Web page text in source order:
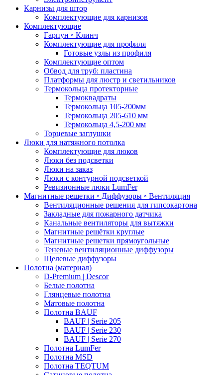
Карнизы для штор
Комплектующие для карнизов
Комплектующие
Гарпун ◦ Клинч
Комплектующие для профиля
Готовые узлы из профиля
Комплектующие оптом
Обвод для труб: пластина
Платформы для люстр и светильников
Термокольца протекторные
Термоквадраты
Термокольца 105-200мм
Термокольца 205-610 мм
Термокольца 4,5-200 мм
Торцевые заглушки
Люки для натяжного потолка
Комплектующие для люков
Люки без подсветки
Люки на заказ
Люки с контурной подсветкой
Ревизионные люки LumFer
Магнитные решетки ◦ Диффузоры ◦ Вентиляция
Вентиляционные решения для гипсокартона
Закладные для пожарного датчика
Канальные вентиляторы для вытяжки
Магнитные решётки круглые
Магнитные решетки прямоугольные
Теневые вентиляционные диффузоры
Щелевые диффузоры
Полотна (материал)
D-Premium | Descor
Белые полотна
Глянцевые полотна
Матовые полотна
Полотна BAUF
BAUF | Serie 205
BAUF | Serie 230
BAUF | Serie 270
Полотна LumFer
Полотна MSD
Полотна TEQTUM